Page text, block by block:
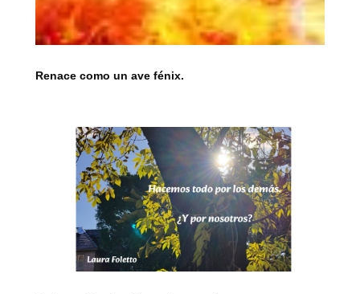
Renace como un ave fénix.